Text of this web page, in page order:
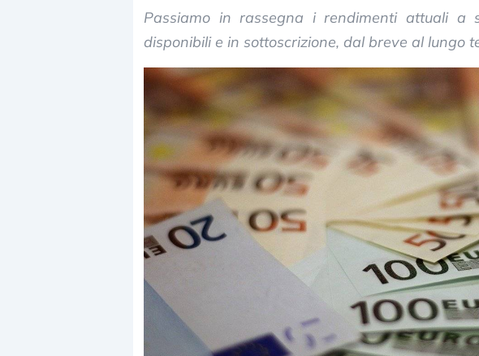
Passiamo in rassegna i rendimenti attuali
disponibili e in sottoscrizione, dal breve al lungo
Dalle valutazioni estreme alla